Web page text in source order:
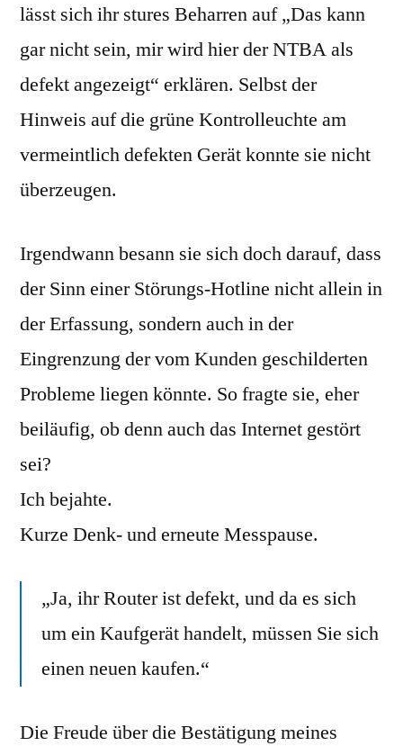
lässt sich ihr stures Beharren auf „Das kann
gar nicht sein, mir wird hier der NTBA als
defekt angezeigt“ erklären. Selbst der
Hinweis auf die grüne Kontrolleuchte am
vermeintlich defekten Gerät konnte sie nicht
überzeugen.
Irgendwann besann sie sich doch darauf, dass
der Sinn einer Störungs-Hotline nicht allein in
der Erfassung, sondern auch in der
Eingrenzung der vom Kunden geschilderten
Probleme liegen könnte. So fragte sie, eher
beiläufig, ob denn auch das Internet gestört
sei?
Ich bejahte.
Kurze Denk- und erneute Messpause.
„Ja, ihr Router ist defekt, und da es sich
um ein Kaufgerät handelt, müssen Sie sich
einen neuen kaufen.“
Die Freude über die Bestätigung meines